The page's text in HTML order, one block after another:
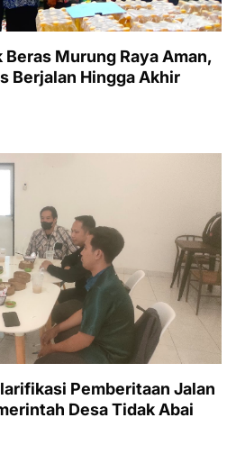
Murung Raya Aman,
Berjalan Hingga Akhir
Pemberitaan Jalan
Desa Tidak Abai